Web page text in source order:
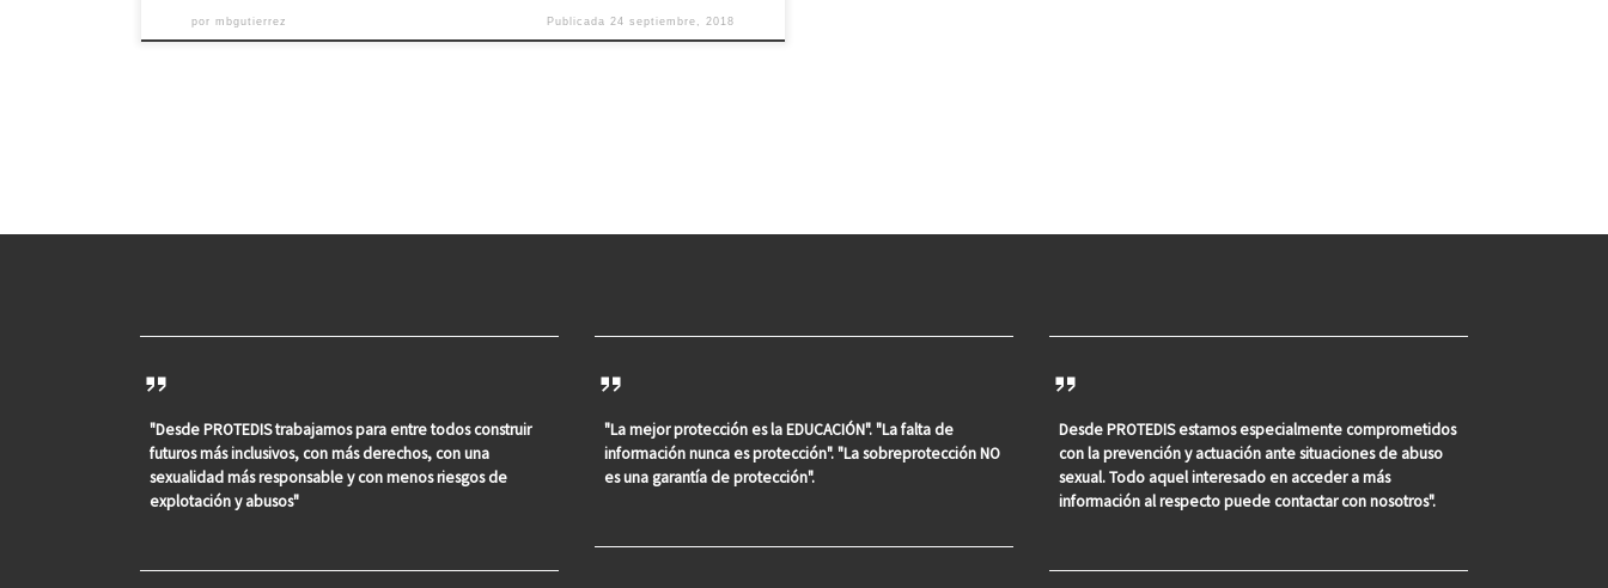
por mbgutierrez Publicada 24 septiembre, 2018
"Desde PROTEDIS trabajamos para entre todos construir
futuros más inclusivos, con más derechos, con una
sexualidad más responsable y con menos riesgos de
explotación y abusos"
"La mejor protección es la EDUCACIÓN". "La falta de
información nunca es protección". "La sobreprotección NO
es una garantía de protección".
Desde PROTEDIS estamos especialmente comprometidos
con la prevención y actuación ante situaciones de abuso
sexual. Todo aquel interesado en acceder a más
información al respecto puede contactar con nosotros".